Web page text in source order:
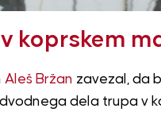
koprskem
Aleš Bržan zavezal, da
dela trupa v